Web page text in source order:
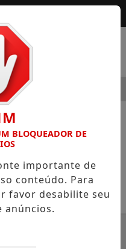
HIGIENÓPOLIS
aniversário
ZONA NORTE
BLOQUEADOR DE
importante de
conteúdo. Para
favor desabilite seu
anúncios.